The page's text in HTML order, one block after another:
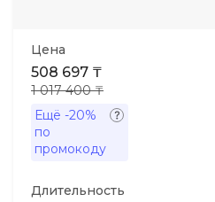
Цена
508 697 ₸
1 017 400 ₸
Ещё -20%
по
промокоду
Длительность